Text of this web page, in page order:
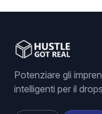
Potenziare gli
intelligenti per il